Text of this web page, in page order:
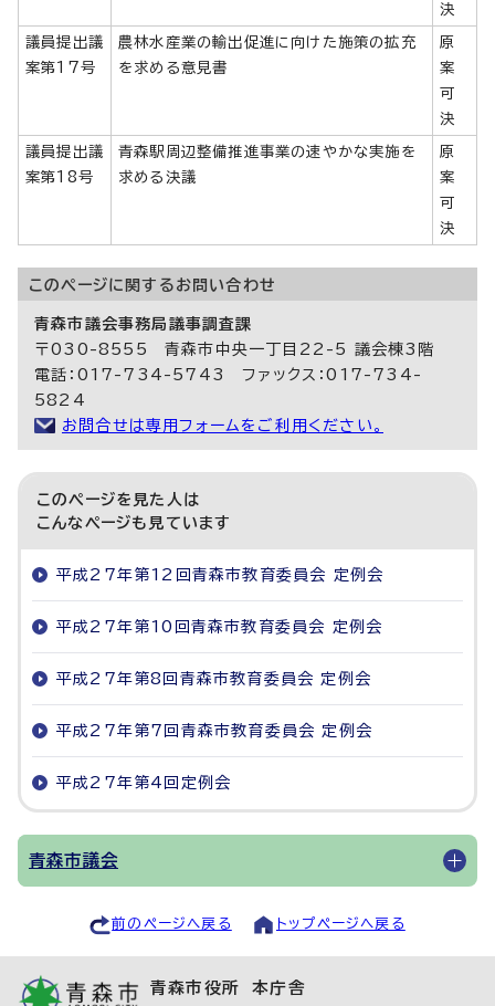
決
議員提出議
案第17号
農林水産業の輸出促進に向けた施策の拡充
を求める意見書
原
案
可
決
議員提出議
案第18号
青森駅周辺整備推進事業の速やかな実施を
求める決議
原
案
可
決
このページに関する お問い合わせ
青森市議会事務局議事調査課
〒030-8555 青森市中央一丁目22-5 議会棟3階
電話：017-734-5743 ファックス：017-734-
5824
お問合せは専用フォームをご利用ください。
このページを見た人は
こんなページも見ています
平成27年第12回青森市教育委員会 定例会
平成27年第10回青森市教育委員会 定例会
平成27年第8回青森市教育委員会 定例会
平成27年第7回青森市教育委員会 定例会
平成27年第4回定例会
青森市議会
前のページへ戻る トップページへ戻る
青森市役所 本庁舎